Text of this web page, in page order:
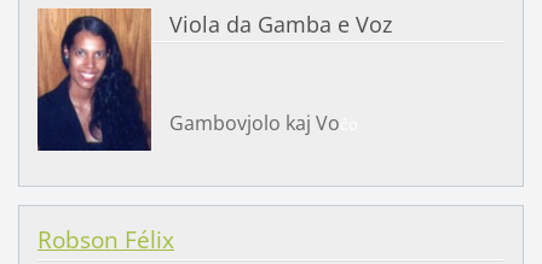
Viola da Gamba e Voz
Gambovjolo kaj Vo
Robson Félix